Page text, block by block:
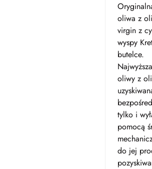
oliwa z
virgin z
wyspy
butelce.
oliwy z
tylko i
pomocą
do jej